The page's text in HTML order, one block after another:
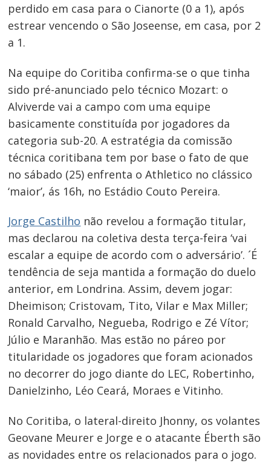
perdido em casa para o Cianorte (0 a 1), após
estrear vencendo o São Joseense, em casa, por 2
a 1.
Na equipe do Coritiba confirma-se o que tinha
sido pré-anunciado pelo técnico Mozart: o
Alviverde vai a campo com uma equipe
basicamente constituída por jogadores da
categoria sub-20. A estratégia da comissão
técnica coritibana tem por base o fato de que
no sábado (25) enfrenta o Athletico no clássico
‘maior’, ás 16h, no Estádio Couto Pereira.
Jorge Castilho não revelou a formação titular,
mas declarou na coletiva desta terça-feira ‘vai
escalar a equipe de acordo com o adversário’. ´É
tendência de seja mantida a formação do duelo
anterior, em Londrina. Assim, devem jogar:
Dheimison; Cristovam, Tito, Vilar e Max Miller;
Ronald Carvalho, Negueba, Rodrigo e Zé Vítor;
Júlio e Maranhão. Mas estão no páreo por
titularidade os jogadores que foram acionados
no decorrer do jogo diante do LEC, Robertinho,
Danielzinho, Léo Ceará, Moraes e Vitinho.
No Coritiba, o lateral-direito Jhonny, os volantes
Geovane Meurer e Jorge e o atacante Éberth são
as novidades entre os relacionados para o jogo.